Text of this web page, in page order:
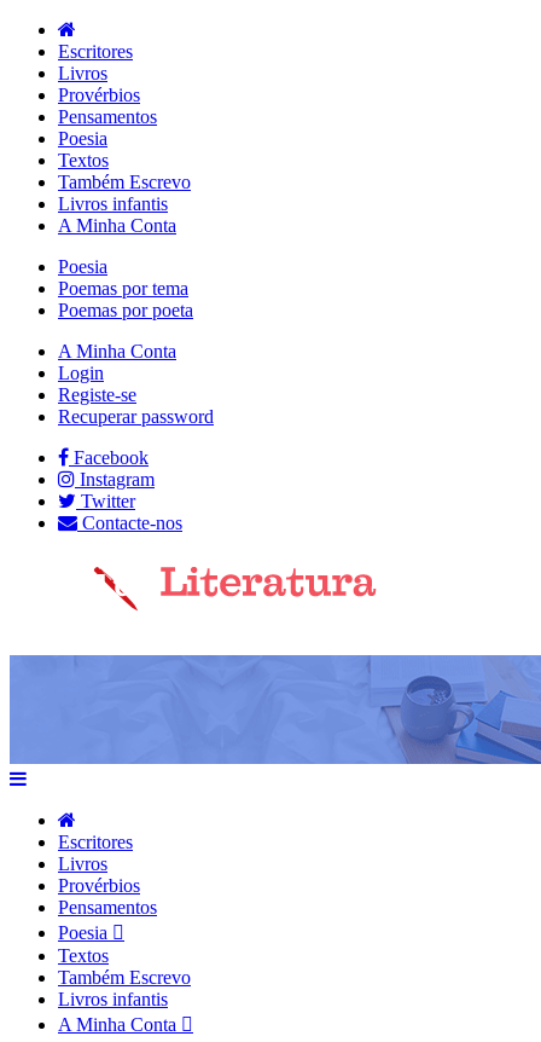
Escritores
Livros
Provérbios
Pensamentos
Poesia
Textos
Também Escrevo
Livros infantis
A Minha Conta
Poesia
Poemas por tema
Poemas por poeta
A Minha Conta
Login
Registe-se
Recuperar password
Facebook
Instagram
Twitter
Contacte-nos
Escritores
Livros
Provérbios
Pensamentos
Poesia
Textos
Também Escrevo
Livros infantis
A Minha Conta